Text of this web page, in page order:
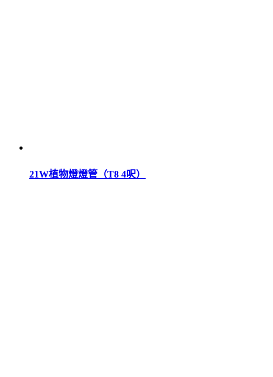
21W植物燈燈管（T8 4呎）